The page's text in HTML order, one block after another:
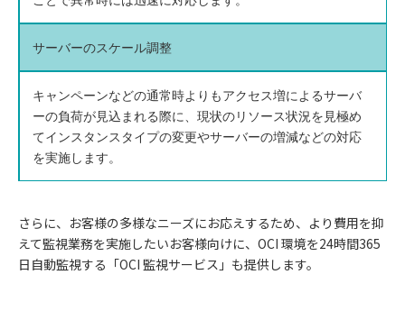
サーバーのスケール調整
キャンペーンなどの通常時よりもアクセス増によるサーバ
ーの負荷が見込まれる際に、現状のリソース状況を見極め
てインスタンスタイプの変更やサーバーの増減などの対応
を実施します。
さらに、お客様の多様なニーズにお応えするため、より費用を抑
えて監視業務を実施したいお客様向けに、OCI 環境を24時間365
日自動監視する「OCI 監視サービス」も提供します。